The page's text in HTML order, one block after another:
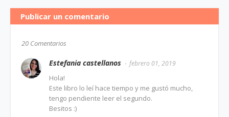
Publicar un comentario
20 Comentarios
Estefania castellanos febrero 01, 2019
Hola!
Este libro lo leí hace tiempo y me gustó mucho,
tengo pendiente leer el segundo.
Besitos :)